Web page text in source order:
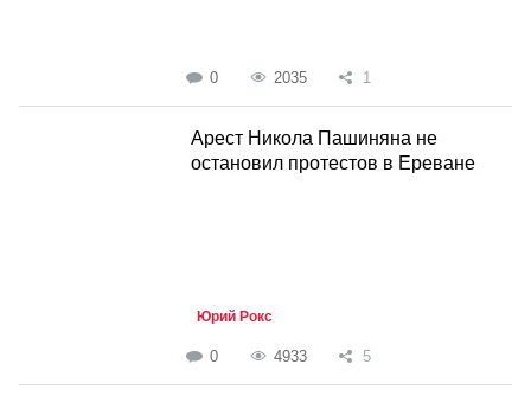
0 2035 1
Арест Никола Пашиняна не
остановил протестов в Ереване
Юрий Рокс
0 4933 5